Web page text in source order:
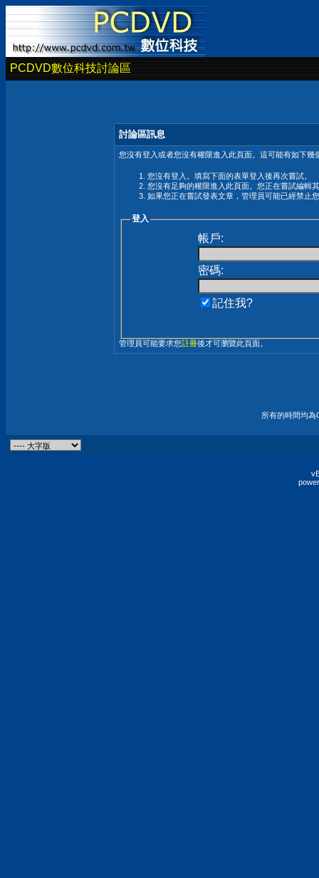
PCDVD數位科技討論區
討論區訊息
您沒有登入或者您沒有權限進入此頁面。這可能有如下幾
您沒有登入。填寫下面的表單登入後再次嘗試。
您沒有足夠的權限進入此頁面。您正在嘗試編輯
如果您正在嘗試發表文章，管理員可能已經禁止
登入
帳戶:
密碼:
記住我?
管理員可能要求您註冊後才可瀏覽此頁面。
所有的時間均為